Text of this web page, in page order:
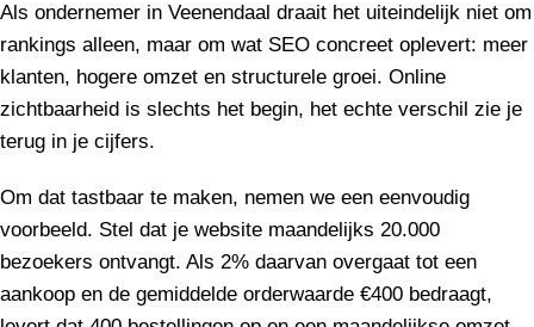
Als ondernemer in Veenendaal draait het uiteindelijk niet om
rankings alleen, maar om wat SEO concreet oplevert: meer
klanten, hogere omzet en structurele groei. Online
zichtbaarheid is slechts het begin, het echte verschil zie je
terug in je cijfers.
Om dat tastbaar te maken, nemen we een eenvoudig
voorbeeld. Stel dat je website maandelijks 20.000
bezoekers ontvangt. Als 2% daarvan overgaat tot een
aankoop en de gemiddelde orderwaarde €400 bedraagt,